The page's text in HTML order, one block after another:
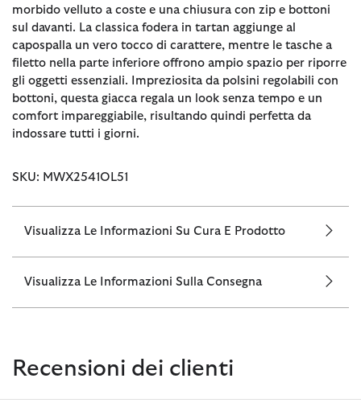
morbido velluto a coste e una chiusura con zip e bottoni
sul davanti. La classica fodera in tartan aggiunge al
capospalla un vero tocco di carattere, mentre le tasche a
filetto nella parte inferiore offrono ampio spazio per riporre
gli oggetti essenziali. Impreziosita da polsini regolabili con
bottoni, questa giacca regala un look senza tempo e un
comfort impareggiabile, risultando quindi perfetta da
indossare tutti i giorni.
SKU: MWX2541OL51
Visualizza Le Informazioni Su Cura E Prodotto
Visualizza Le Informazioni Sulla Consegna
Recensioni dei clienti